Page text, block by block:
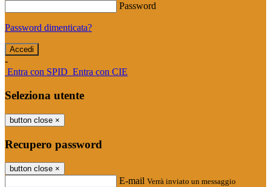
Password
Password dimenticata?
-
Entra con SPID Entra con CIE
Seleziona utente
button close ×
Recupero password
button close ×
E-mail Verrà inviato un messaggio